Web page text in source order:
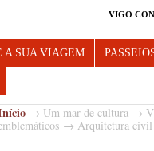
VIGO
de Vigo
A SUA VIAGEM
→ Um mar de cultura →
→ Arquitetura civil